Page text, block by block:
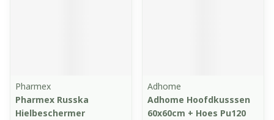
Pharmex
Pharmex Russka
Hielbeschermer
Adhome
Adhome Hoofdkusssen
60x60cm + Hoes Pu120